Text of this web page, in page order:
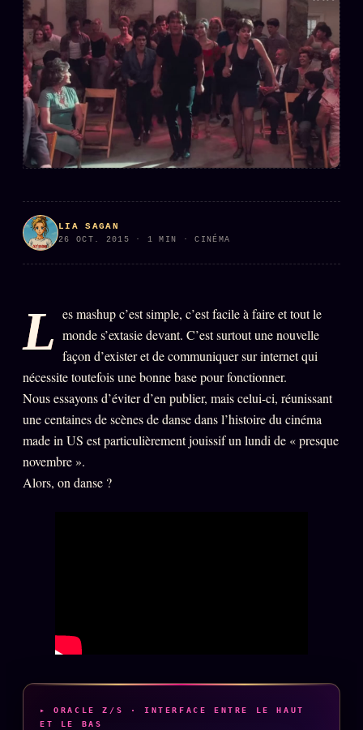
N L'ARCHIVE
✉ INSCRIPTION À LA NEWSLETTER ↗
Rubriques éditoriales10 088 articles
TENDANCES
ALT NEWS GOSSIP
PRÉDICTIONS INFOFICTION
L'ORACLE Z/S
Oracle Famille
Oracle Parfum
LIA SAGAN
26 OCT. 2015 · 1 MIN · CINÉMA
L es mashup c’est simple, c’est facile à faire et tout le
monde s’extasie devant. C’est surtout une nouvelle
façon d’exister et de communiquer sur internet qui
nécessite toutefois une bonne base pour fonctionner.
Nous essayons d’éviter d’en publier, mais celui-ci, réunissant
une centaines de scènes de danse dans l’histoire du cinéma
made in US est particulièrement jouissif un lundi de « presque
novembre ».
Alors, on danse ?
▸ ORACLE Z/S · INTERFACE ENTRE LE HAUT
ET LE BAS